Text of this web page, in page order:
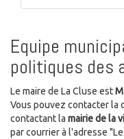
Equipe
politiques des
Le maire de La Cluse est
Vous pouvez contacter la
contactant la mairie de la
par courrier à l'adresse